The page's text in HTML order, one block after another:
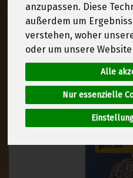
anzupassen. Diese
außerdem um
verstehen, woher
oder um unsere
Alle
Nur essenzielle